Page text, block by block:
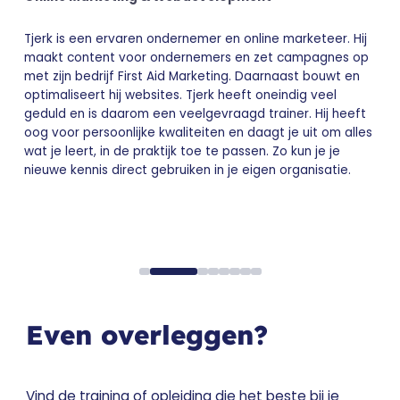
Tjerk is een ervaren ondernemer en online marketeer. Hij
maakt content voor ondernemers en zet campagnes op
met zijn bedrijf First Aid Marketing. Daarnaast bouwt en
optimaliseert hij websites. Tjerk heeft oneindig veel
geduld en is daarom een veelgevraagd trainer. Hij heeft
oog voor persoonlijke kwaliteiten en daagt je uit om alles
wat je leert, in de praktijk toe te passen. Zo kun je je
nieuwe kennis direct gebruiken in je eigen organisatie.
Even overleggen?